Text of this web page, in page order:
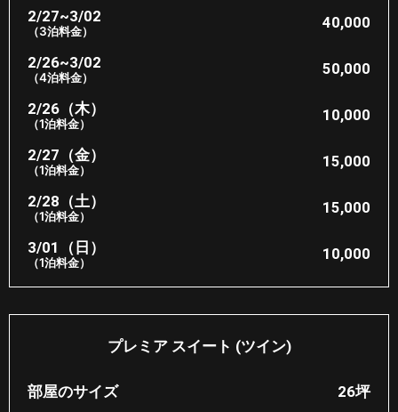
2/27~3/02
（3泊料金） 40,000
2/26~3/02
（4泊料金） 50,000
2/26（木）
（1泊料金） 10,000
2/27（金）
（1泊料金） 15,000
2/28（土）
（1泊料金） 15,000
3/01（日）
（1泊料金） 10,000
プレミア スイート (ツイン)
部屋のサイズ 26坪